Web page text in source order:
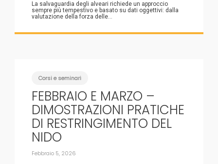
La salvaguardia degli alveari richiede un approccio
sempre più tempestivo e basato su dati oggettivi: dalla
valutazione della forza delle...
Corsi e seminari
FEBBRAIO E MARZO –
DIMOSTRAZIONI PRATICHE
DI RESTRINGIMENTO DEL
NIDO
Febbraio 5, 2026